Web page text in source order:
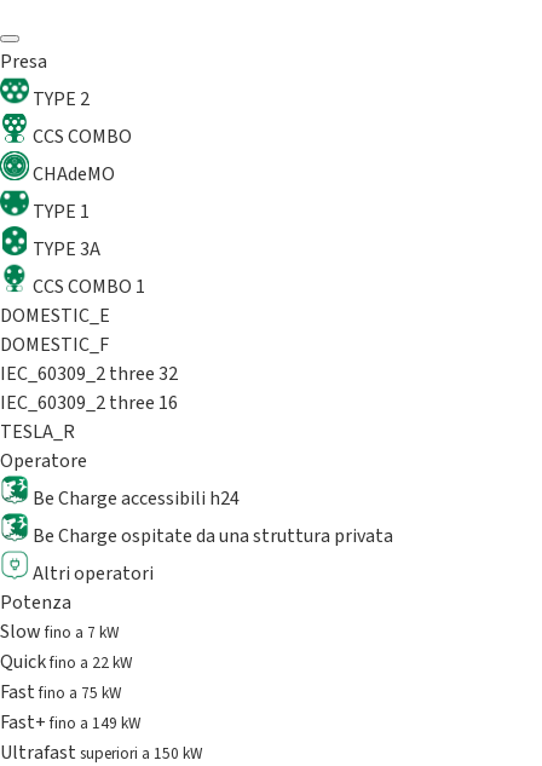
Presa
TYPE 2
CCS COMBO
CHAdeMO
TYPE 1
TYPE 3A
CCS COMBO 1
DOMESTIC_E
DOMESTIC_F
IEC_60309_2 three 32
IEC_60309_2 three 16
TESLA_R
Operatore
Be Charge accessibili h24
Be Charge ospitate da una struttura privata
Altri operatori
Potenza
Slowfino a 7 kW
Quickfino a 22 kW
Fastfino a 75 kW
Fast+fino a 149 kW
Ultrafast superiori a 150 kW